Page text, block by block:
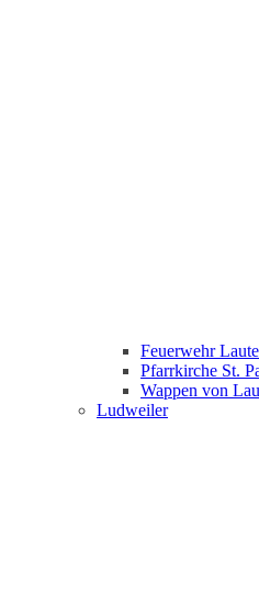
Feuerwehr
Pfarrkirche St.
Wappen von
Ludweiler